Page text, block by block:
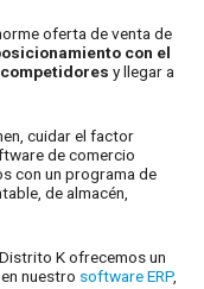
oferta de venta de
con el
y llegar a
cuidar el factor
de comercio
con un programa de
de almacén,
K ofrecemos un
nuestro software ERP,